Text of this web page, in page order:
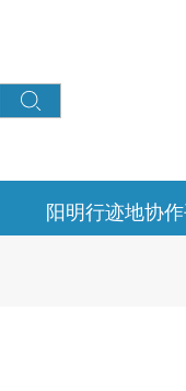
阳明行迹地协